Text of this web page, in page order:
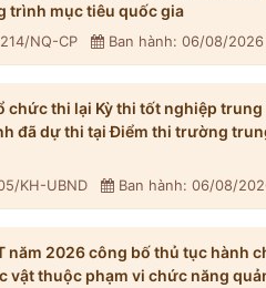
trình mục tiêu quốc gia
NQ-CP Ban hành: 06/08/2026
chức thi lại Kỳ thi tốt nghiệp
đã dự thi tại Điểm thi trường
KH-UBND Ban hành: 06/08/
năm 2026 công bố thủ tục hành
vật thuộc phạm vi chức năng